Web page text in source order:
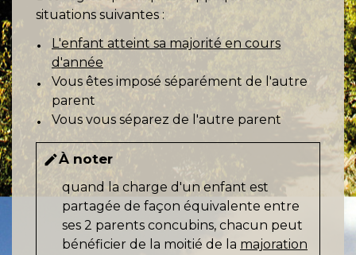
situations suivantes :
L'enfant atteint sa majorité en cours
d'année
Vous êtes imposé séparément de l'autre
parent
Vous vous séparez de l'autre parent
editÀ noter
quand la charge d'un enfant est
partagée de façon équivalente entre
ses 2 parents concubins, chacun peut
bénéficier de la moitié de la majoration